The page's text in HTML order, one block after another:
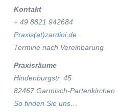
Kontakt
+ 49 8821 942684
Praxis(at)zardini.de
Termine nach Vereinbarung
Praxisräume
Hindenburgstr. 45
82467 Garmisch-Partenkirchen
So finden Sie uns…